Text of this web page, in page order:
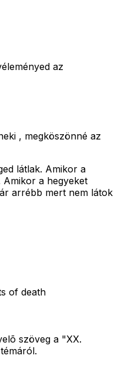
az
, megköszönné az
látlak. Amikor a
Amikor a hegyeket
arrébb mert nem látok
of death
szöveg a "XX.